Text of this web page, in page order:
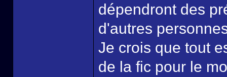
dépendront des
d'autres
Je crois que tout
de la fic pour le